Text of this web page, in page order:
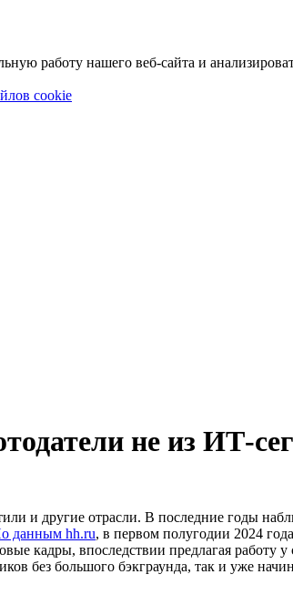
работу нашего веб-сайта и
cookie
не из ИТ-
и другие отрасли. В последние годы
данным hh.ru, в первом полугодии 2024
кадры, впоследствии предлагая
без большого бэкграунда, так и уже